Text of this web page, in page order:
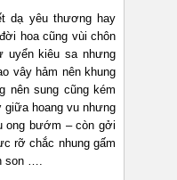
dạ yêu thương hay
hoa cũng vùi chôn
uyển kiêu sa nhưng
vây hảm nên khung
nên sung cũng kém
hoang vu nhưng
ong bướm – còn gởi
rỡ chắc nhung gấm
son ….